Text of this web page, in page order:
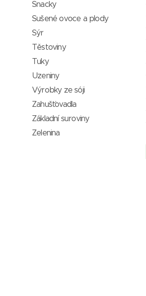
Snacky
Sušené ovoce a plody
Sýr
Těstoviny
Tuky
Uzeniny
Výrobky ze sóji
Zahušťovadla
Základní suroviny
Zelenina